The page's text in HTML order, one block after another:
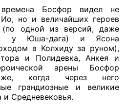
Босфор видел не
но и величайших героев
(по одной из версий, даже
у Юша-дага) и Ясона
в Колхиду за руном),
и Полидевка, Анкея и
арены Босфор
когда через него
грандиозные и великие
Средневековья.